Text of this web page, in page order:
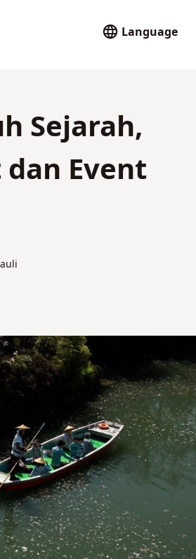
Language
Sejarah,
Event